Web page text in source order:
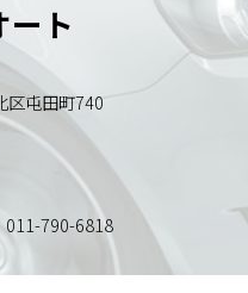
ート
区屯田町740
790-6818